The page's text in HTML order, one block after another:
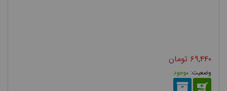
۶۹,۴۴۰ تومان
موجود